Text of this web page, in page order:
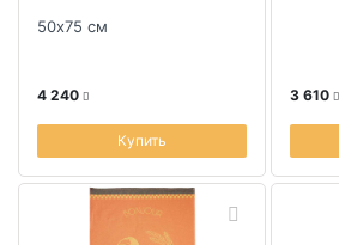
50х75 см
4 240
Купить
3 610